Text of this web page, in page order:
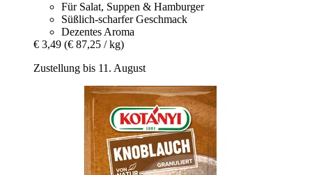
Für Salat, Suppen & Hamburger
Süßlich-scharfer Geschmack
Dezentes Aroma
€ 3,49 (€ 87,25 / kg)
Zustellung bis 11. August